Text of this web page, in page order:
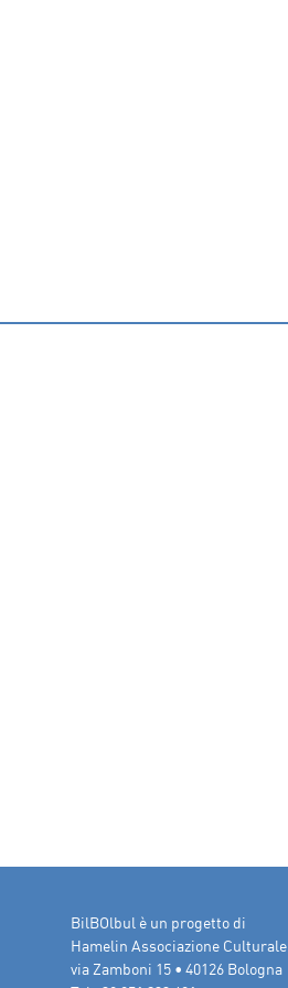
BilBOlbul è un progetto di
Hamelin Associazione Culturale
via Zamboni 15 • 40126 Bologna